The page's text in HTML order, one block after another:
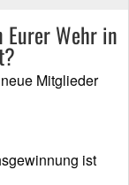
Wehr in
Mitglieder
ist